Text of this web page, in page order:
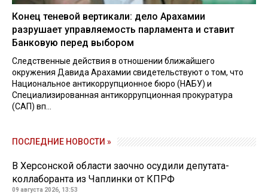
Конец теневой вертикали: дело Арахамии
разрушает управляемость парламента и ставит
Банковую перед выбором
Следственные действия в отношении ближайшего
окружения Давида Арахамии свидетельствуют о том, что
Национальное антикоррупционное бюро (НАБУ) и
Специализированная антикоррупционная прокуратура
(САП) вп...
ПОСЛЕДНИЕ НОВОСТИ »
В Херсонской области заочно осудили депутата-
коллаборанта из Чаплинки от КПРФ
09 августа 2026, 13:53